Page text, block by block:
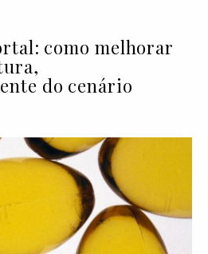
como melhorar
do cenário